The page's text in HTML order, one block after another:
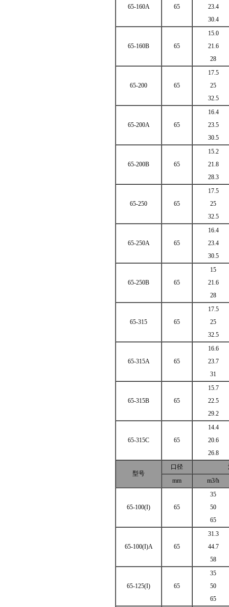
65-160A 65
23.4
30.4
65-160B 65
15.0
21.6
28
65-200 65
17.5
25
32.5
65-200A 65
16.4
23.5
30.5
65-200B 65
15.2
21.8
28.3
65-250 65
17.5
25
32.5
65-250A 65
16.4
23.4
30.5
65-250B 65
15
21.6
28
65-315 65
17.5
25
32.5
65-315A 65
16.6
23.7
31
65-315B 65
15.7
22.5
29.2
65-315C 65
14.4
20.6
26.8
型号
口径
mm
m3/h
65-100(I) 65
35
50
65
65-100(I)A 65
31.3
44.7
58
65-125(I) 65
35
50
65